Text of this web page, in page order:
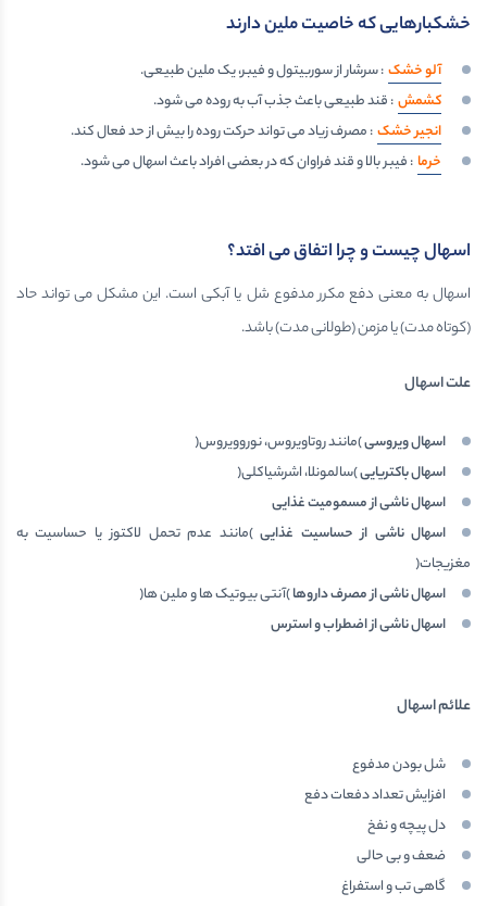
خشکبارهایی که خاصیت ملین دارند
آلو خشک: سرشار از سوربیتول و فیبر، یک ملین طبیعی.
کشمش: قند طبیعی باعث جذب آب به روده می شود.
انجیر خشک: مصرف زیاد می تواند حرکت روده را بیش از حد فعال کند.
خرما: فیبر بالا و قند فراوان که در بعضی افراد باعث اسهال می شود.
اسهال چیست و چرا اتفاق می افتد؟
اسهال به معنی دفع مکرر مدفوع شل یا آبکی است. این مشکل می تواند حاد
(کوتاه مدت) یا مزمن (طولانی مدت) باشد.
علت اسهال
اسهال ویروسی)مانند روتاویروس، نوروویروس(
اسهال باکتریایی)سالمونلا، اشرشیاکلی(
اسهال ناشی از مسمومیت غذایی
اسهال ناشی از حساسیت غذایی)مانند عدم تحمل لاکتوز یا حساسیت به
مغزیجات(
اسهال ناشی از مصرف داروها)آنتی بیوتیک ها و ملین ها(
اسهال ناشی از اضطراب و استرس
علائم اسهال
شل بودن مدفوع
افزایش تعداد دفعات دفع
دل پیچه و نفخ
ضعف و بی حالی
گاهی تب و استفراغ